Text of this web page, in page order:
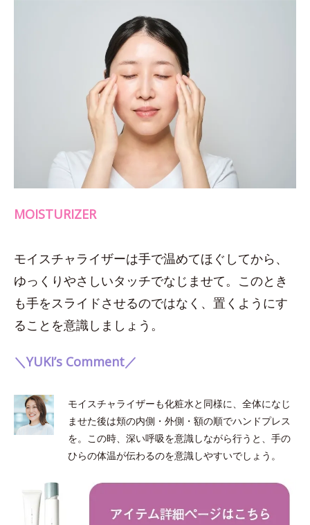
MOISTURIZER
モイスチャライザーは手で温めてほぐしてから、
ゆっくりやさしいタッチでなじませて。このとき
も手をスライドさせるのではなく、置くようにす
ることを意識しましょう。
＼YUKI’s Comment／
モイスチャライザーも化粧水と同様に、全体になじ
ませた後は頬の内側・外側・額の順でハンドプレス
を。この時、深い呼吸を意識しながら行うと、手の
ひらの体温が伝わるのを意識しやすいでしょう。